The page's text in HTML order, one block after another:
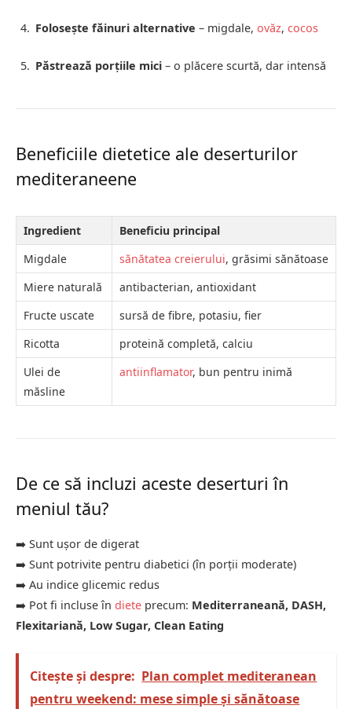
Folosește făinuri alternative – migdale, ovăz, cocos
Păstrează porțiile mici – o plăcere scurtă, dar intensă
Beneficiile dietetice ale deserturilor
mediteraneene
Ingredient
Beneficiu principal
Migdale
sănătatea creierului, grăsimi sănătoase
Miere naturală
antibacterian, antioxidant
Fructe uscate
sursă de fibre, potasiu, fier
Ricotta
proteină completă, calciu
Ulei de
măsline
antiinflamator, bun pentru inimă
De ce să incluzi aceste deserturi în
meniul tău?
➡️ Sunt ușor de digerat
➡️ Sunt potrivite pentru diabetici (în porții moderate)
➡️ Au indice glicemic redus
➡️ Pot fi incluse în diete precum: Mediterraneană, DASH,
Flexitariană, Low Sugar, Clean Eating
Citește și despre: Plan complet mediteranean
pentru weekend: mese simple și sănătoase